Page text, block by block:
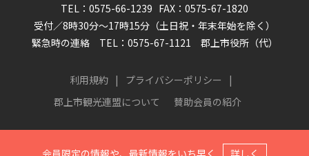
TEL：0575-66-1239 FAX：0575-67-1820
受付／8時30分～17時15分（土日祝・年末年始を除く）
緊急時の連絡 TEL：0575-67-1121 郡上市役所（代）
利用規約
プライバシーポリシー
郡上市観光連盟について
賛助会員の紹介
会員限定の情報や、最新情報をいち早く 詳しく